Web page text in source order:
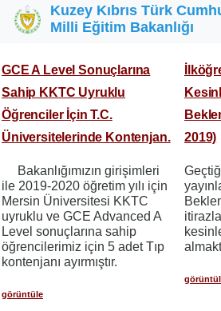
Ana içeriğe atla
Kuzey Kıbrıs Türk
Milli Eğitim Bakanlığı
GCE A Level Sonuçlarına
Sahip KKTC Uyruklu
Öğrenciler İçin T.C.
Üniversitelerinde Kontenjan.
Bakanlığımızın girişimleri
ile 2019-2020 öğretim yılı için
Mersin Üniversitesi KKTC
uyruklu ve GCE Advanced A
Level sonuçlarına sahip
öğrencilerimiz için 5 adet Tıp
kontenjanı ayırmıştır.
görüntüle
2019)